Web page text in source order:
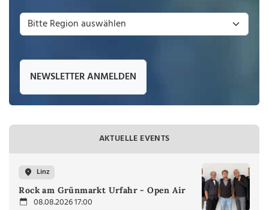
NEWSLETTER ANMELDEN
AKTUELLE EVENTS
Linz
Rock am Grünmarkt Urfahr - Open Air
08.08.2026 17:00